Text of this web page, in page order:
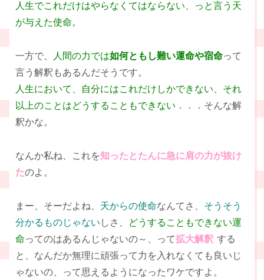
人生でこれだけはやらなくてはならない、っと言う天
が与えた使命。
一方で、 人間の力では如何ともし難い運命や宿命って
言う解釈もあるんだそうです。
人生において、自分にはこれだけしかできない、それ
以上のことはどうすることもできない ．．．そんな解
釈かな。
なんか私ね、これを知ったとたんに急に肩の力が抜け
たのよ。
まー、そーだよね、 天からの使命なんてさ、 そうそう
分かるものじゃない しさ、
どうすることもできない運
命ってのはあるんじゃないの～、って拡大解釈 する
と、なんだか無理に頑張って力を入れなくても良いじ
ゃないの、って思えるようになったワケですよ。